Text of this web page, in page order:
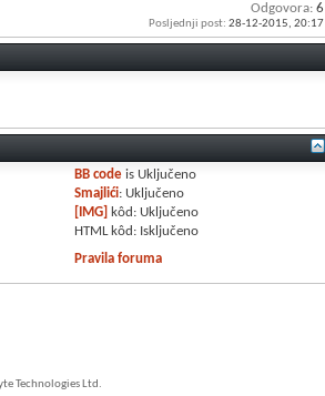
Odgovora: 6
Posljednji post: 28-12-2015,20:17
BB code isUključeno
Smajlići: Uključeno
[IMG] kôd: Uključeno
HTML kôd: Isključeno
Pravila foruma
Technologies Ltd.